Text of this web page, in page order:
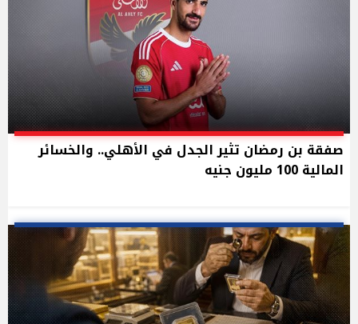
صفقة بن رمضان تثير الجدل في الأهلي.. والخسائر
المالية 100 مليون جنيه